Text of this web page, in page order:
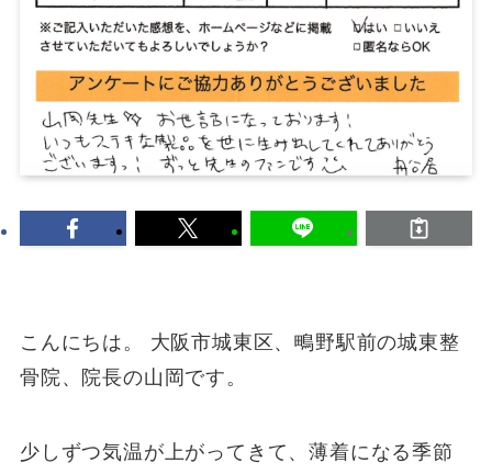
こんにちは。 大阪市城東区、鴫野駅前の城東整
骨院、院長の山岡です。
少しずつ気温が上がってきて、薄着になる季節